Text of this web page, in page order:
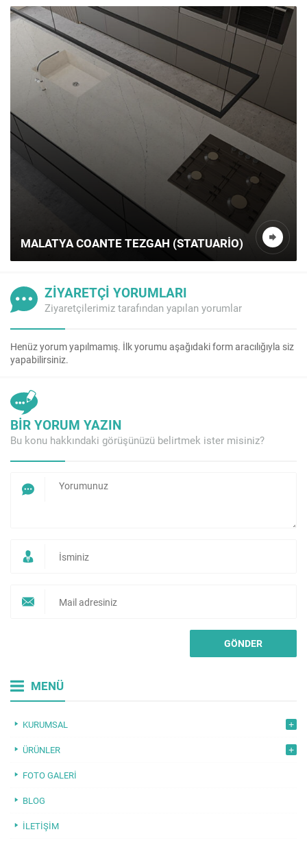
MALATYA COANTE TEZGAH (STATUARIO)
ZİYARETÇİ YORUMLARI
Ziyaretçilerimiz tarafından yapılan yorumlar
Henüz yorum yapılmamış. İlk yorumu aşağıdaki form aracılığıyla siz
yapabilirsiniz.
BİR YORUM YAZIN
Bu konu hakkındaki görüşünüzü belirtmek ister misiniz?
MENÜ
KURUMSAL
ÜRÜNLER
FOTO GALERI
BLOG
İLETIŞIM